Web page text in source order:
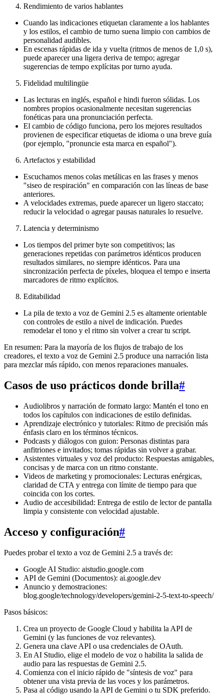
Rendimiento de varios hablantes
Cuando las indicaciones etiquetan claramente a los hablantes
y los estilos, el cambio de turno suena limpio con cambios de
personalidad audibles.
En escenas rápidas de ida y vuelta (ritmos de menos de 1,0 s),
puede aparecer una ligera deriva de tempo; agregar
sugerencias de tempo explícitas por turno ayuda.
Fidelidad multilingüe
Las lecturas en inglés, español e hindi fueron sólidas. Los
nombres propios ocasionalmente necesitan sugerencias
fonéticas para una pronunciación perfecta.
El cambio de código funciona, pero los mejores resultados
provienen de especificar etiquetas de idioma o una breve guía
(por ejemplo, "pronuncie esta marca en español").
Artefactos y estabilidad
Escuchamos menos colas metálicas en las frases y menos
"siseo de respiración" en comparación con las líneas de base
anteriores.
A velocidades extremas, puede aparecer un ligero staccato;
reducir la velocidad o agregar pausas naturales lo resuelve.
Latencia y determinismo
Los tiempos del primer byte son competitivos; las
generaciones repetidas con parámetros idénticos producen
resultados similares, no siempre idénticos. Para una
sincronización perfecta de píxeles, bloquea el tempo e inserta
marcadores de ritmo explícitos.
Editabilidad
La pila de texto a voz de Gemini 2.5 es altamente orientable
con controles de estilo a nivel de indicación. Puedes
remodelar el tono y el ritmo sin volver a crear tu script.
En resumen: Para la mayoría de los flujos de trabajo de los
creadores, el texto a voz de Gemini 2.5 produce una narración lista
para mezclar más rápido, con menos reparaciones manuales.
Casos de uso prácticos donde brilla#
Audiolibros y narración de formato largo: Mantén el tono en
todos los capítulos con indicaciones de estilo definidas.
Aprendizaje electrónico y tutoriales: Ritmo de precisión más
énfasis claro en los términos técnicos.
Podcasts y diálogos con guion: Personas distintas para
anfitriones e invitados; tomas rápidas sin volver a grabar.
Asistentes virtuales y voz del producto: Respuestas amigables,
concisas y de marca con un ritmo constante.
Videos de marketing y promocionales: Lecturas enérgicas,
claridad de CTA y entrega con límite de tiempo para que
coincida con los cortes.
Audio de accesibilidad: Entrega de estilo de lector de pantalla
limpia y consistente con velocidad ajustable.
Acceso y configuración#
Puedes probar el texto a voz de Gemini 2.5 a través de:
Google AI Studio: aistudio.google.com
API de Gemini (Documentos): ai.google.dev
Anuncio y demostraciones:
blog.google/technology/developers/gemini-2-5-text-to-speech/
Pasos básicos:
Crea un proyecto de Google Cloud y habilita la API de
Gemini (y las funciones de voz relevantes).
Genera una clave API o usa credenciales de OAuth.
En AI Studio, elige el modelo de voz o habilita la salida de
audio para las respuestas de Gemini 2.5.
Comienza con el inicio rápido de "síntesis de voz" para
obtener una vista previa de las voces y los parámetros.
Pasa al código usando la API de Gemini o tu SDK preferido.